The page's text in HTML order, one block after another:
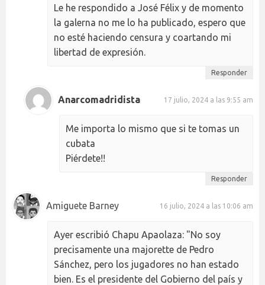
Le he respondido a José Félix y de momento
la galerna no me lo ha publicado, espero que
no esté haciendo censura y coartando mi
libertad de expresión.
Responder
Anarcomadridista 17 julio, 2024 a las 9:55 am
Me importa lo mismo que si te tomas un
cubata
Piérdete!!
Responder
Amiguete Barney 16 julio, 2024 a las 10:06 am
Ayer escribió Chapu Apaolaza: "No soy
precisamente una majorette de Pedro
Sánchez, pero los jugadores no han estado
bien. Es el presidente del Gobierno del país y